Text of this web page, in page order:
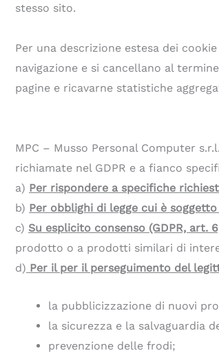
stesso sito.
Per una descrizione estesa dei
navigazione e si cancellano al
pagine e ricavarne statistiche
MPC – Musso Personal Computer
richiamate nel GDPR e a fianco
a) Per rispondere a specifiche
b) Per obblighi di legge cui è
c) Su esplicito consenso (GDPR, art.
prodotto o a prodotti similari di
d) Per il per il perseguimento del
la pubblicizzazione di nuovi
la sicurezza e la salvaguardia
prevenzione delle frodi;